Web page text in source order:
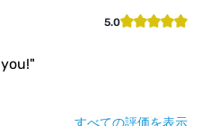
5.0
"
すべての評価を表示